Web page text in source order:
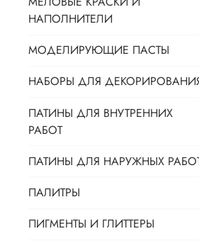
НАПОЛНИТЕЛИ
МОДЕЛИРУЮЩИЕ ПАСТЫ
НАБОРЫ ДЛЯ
ПАТИНЫ ДЛЯ ВНУТРЕННИХ
РАБОТ
ПАТИНЫ ДЛЯ НАРУЖНЫХ
ПАЛИТРЫ
ПИГМЕНТЫ И ГЛИТТЕРЫ